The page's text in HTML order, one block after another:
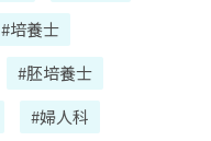
#培養士
#胚培養士
#婦人科